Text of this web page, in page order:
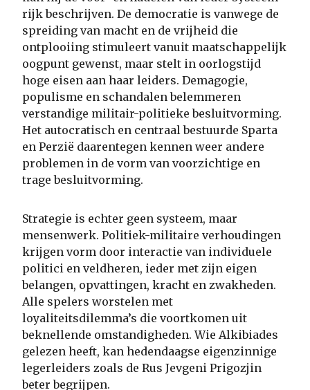
rijk beschrijven. De democratie is vanwege de
spreiding van macht en de vrijheid die
ontplooiing stimuleert vanuit maatschappelijk
oogpunt gewenst, maar stelt in oorlogstijd
hoge eisen aan haar leiders. Demagogie,
populisme en schandalen belemmeren
verstandige militair-politieke besluitvorming.
Het autocratisch en centraal bestuurde Sparta
en Perzië daarentegen kennen weer andere
problemen in de vorm van voorzichtige en
trage besluitvorming.
Strategie is echter geen systeem, maar
mensenwerk. Politiek-militaire verhoudingen
krijgen vorm door interactie van individuele
politici en veldheren, ieder met zijn eigen
belangen, opvattingen, kracht en zwakheden.
Alle spelers worstelen met
loyaliteitsdilemma’s die voortkomen uit
beknellende omstandigheden. Wie Alkibiades
gelezen heeft, kan hedendaagse eigenzinnige
legerleiders zoals de Rus Jevgeni Prigozjin
beter begrijpen.